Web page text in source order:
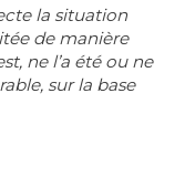
la situation
de manière
ne l’a été ou ne
sur la base